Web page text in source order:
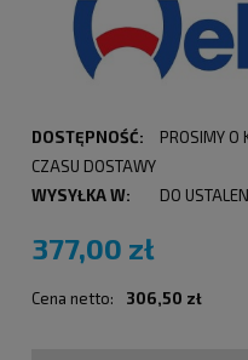
DOSTĘPNOŚĆ:
PROSIMY O
CZASU DOSTAWY
WYSYŁKA W:
DO
377,00 zł
Cena netto: 306,50 zł